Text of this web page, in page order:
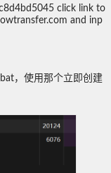
click link to
and inp
，使用那个立即创建